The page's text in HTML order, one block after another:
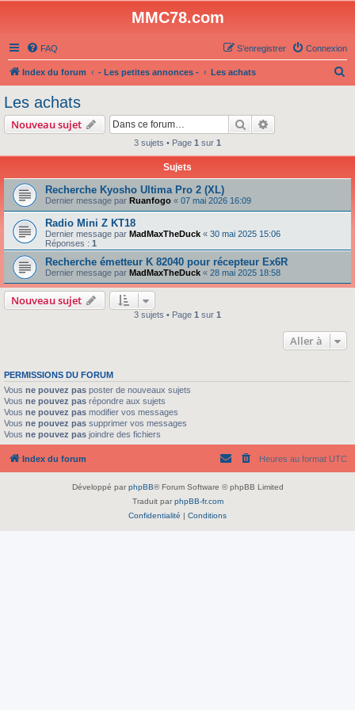
MMC78.com
FAQ Connexion
S’enregistrer
Index du forum - Les petites annonces - Les achats
Les achats
Nouveau sujet Rechercher
3 sujets • Page 1 sur 1
Sujets
Recherche Kyosho Ultima Pro 2 (XL)
Dernier message par Ruanfogo « 07 mai 2026 16:09
Radio Mini Z KT18
Dernier message par MadMaxTheDuck « 30 mai 2025 15:06
Réponses : 1
Recherche émetteur K 82040 pour récepteur Ex6R
Dernier message par MadMaxTheDuck « 28 mai 2025 18:58
Nouveau sujet
3 sujets • Page 1 sur 1
Aller à
PERMISSIONS DU FORUM
Vous ne pouvez pas poster de nouveaux sujets
Vous ne pouvez pas répondre aux sujets
Vous ne pouvez pas modifier vos messages
Vous ne pouvez pas supprimer vos messages
Vous ne pouvez pas joindre des fichiers
Index du forum Heures au format UTC
Développé par phpBB® Forum Software © phpBB Limited
Traduit par phpBB-fr.com
Confidentialité | Conditions